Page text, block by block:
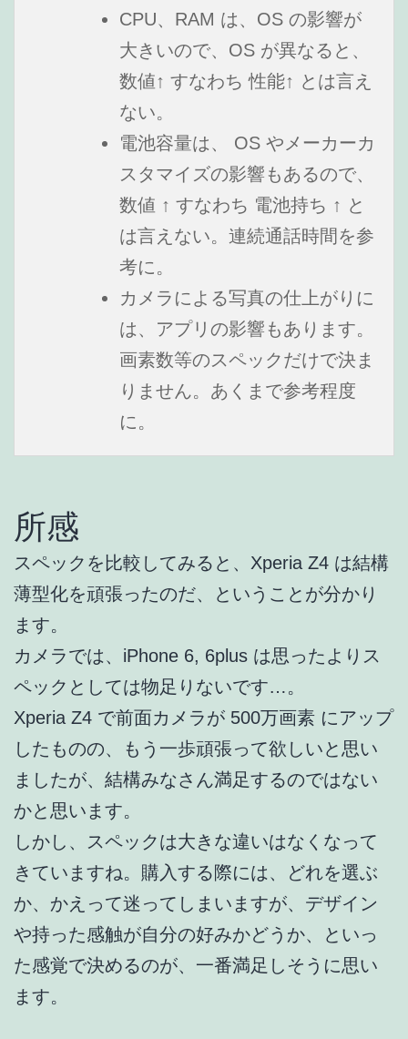
CPU、RAM は、OS の影響が
大きいので、OS が異なると、
数値↑ すなわち 性能↑ とは言え
ない。
電池容量は、 OS やメーカーカ
スタマイズの影響もあるので、
数値 ↑ すなわち 電池持ち ↑ と
は言えない。連続通話時間を参
考に。
カメラによる写真の仕上がりに
は、アプリの影響もあります。
画素数等のスペックだけで決ま
りません。あくまで参考程度
に。
所感
スペックを比較してみると、Xperia Z4 は結構
薄型化を頑張ったのだ、ということが分かり
ます。
カメラでは、iPhone 6, 6plus は思ったよりス
ペックとしては物足りないです…。
Xperia Z4 で前面カメラが 500万画素 にアップ
したものの、もう一歩頑張って欲しいと思い
ましたが、結構みなさん満足するのではない
かと思います。
しかし、スペックは大きな違いはなくなって
きていますね。購入する際には、どれを選ぶ
か、かえって迷ってしまいますが、デザイン
や持った感触が自分の好みかどうか、といっ
た感覚で決めるのが、一番満足しそうに思い
ます。